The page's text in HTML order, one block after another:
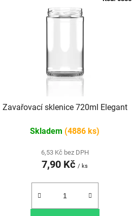
Zavařovací sklenice 720ml Elegant
Skladem (4886 ks)
6,53 Kč bez DPH
7,90 Kč/ ks